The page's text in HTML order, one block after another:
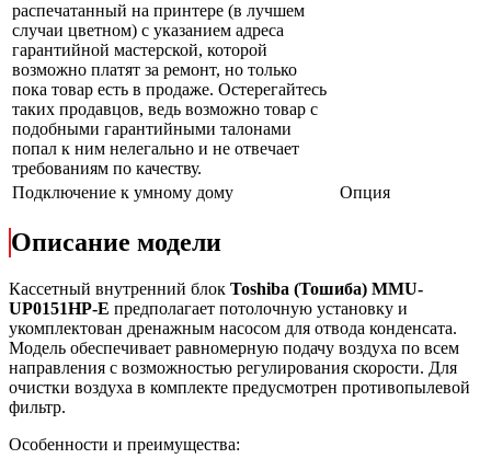
распечатанный на принтере (в лучшем
случаи цветном) с указанием адреса
гарантийной мастерской, которой
возможно платят за ремонт, но только
пока товар есть в продаже. Остерегайтесь
таких продавцов, ведь возможно товар с
подобными гарантийными талонами
попал к ним нелегально и не отвечает
требованиям по качеству.
Подключение к умному дому Опция
Описание модели
Кассетный внутренний блок Toshiba (Тошиба) MMU-
UP0151HP-E предполагает потолочную установку и
укомплектован дренажным насосом для отвода конденсата.
Модель обеспечивает равномерную подачу воздуха по всем
направления с возможностью регулирования скорости. Для
очистки воздуха в комплекте предусмотрен противопылевой
фильтр.
Особенности и преимущества: